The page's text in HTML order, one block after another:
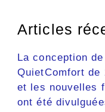
Articles
La conception
QuietComfort de
et les nouvelles
ont été